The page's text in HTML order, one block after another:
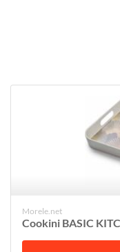
Morele.net
Cookini BASIC